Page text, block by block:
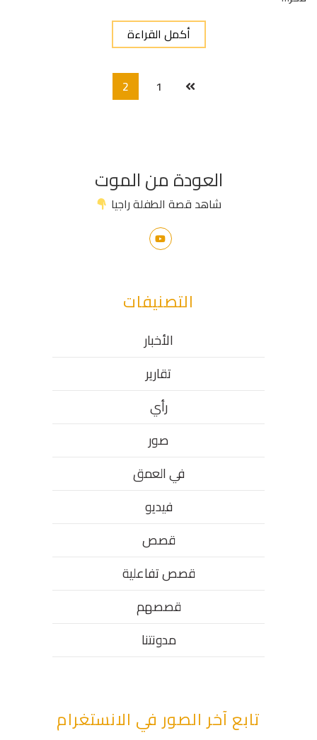
أكمل القراءة
1
2
العودة من الموت
شاهد قصة الطفلة راجيا
التصنيفات
الأخبار
تقارير
رأي
صور
في العمق
فيديو
قصص
قصص تفاعلية
قصصهم
مدونتنا
تابع آخر الصور في الانستغرام